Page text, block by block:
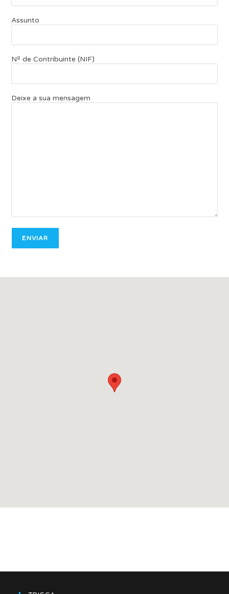
Assunto
Nº de Contribuinte (NIF)
Deixe a sua mensagem